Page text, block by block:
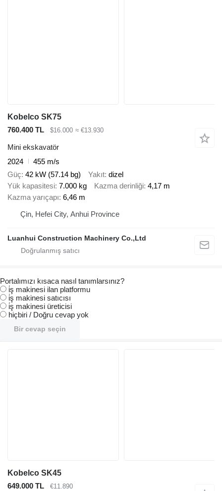
Kobelco SK75
760.400 TL
$16.000 ≈ €13.930
Mini ekskavatör
2024
455 m/s
Güç 42 kW (57.14 bg) Yakıt dizel
Yük kapasitesi 7.000 kg Kazma derinliği 4,17 m
Kazma yarıçapı 6,46 m
Çin, Hefei City, Anhui Province
Luanhui Construction Machinery Co.,Ltd
Portalımızı kısaca nasıl tanımlarsınız?
i̇ş makinesi ilan platformu
i̇ş makinesi satıcısı
i̇ş makinesi üreticisi
hiçbiri / Doğru cevap yok
Bir cevap seçin
Kobelco SK45
649.000 TL
€11.890